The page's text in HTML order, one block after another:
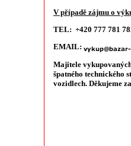
V případě zájmu o
TEL: +420 777 781
EMAIL:
Majitele
špatného technického
vozidlech. Děkujeme